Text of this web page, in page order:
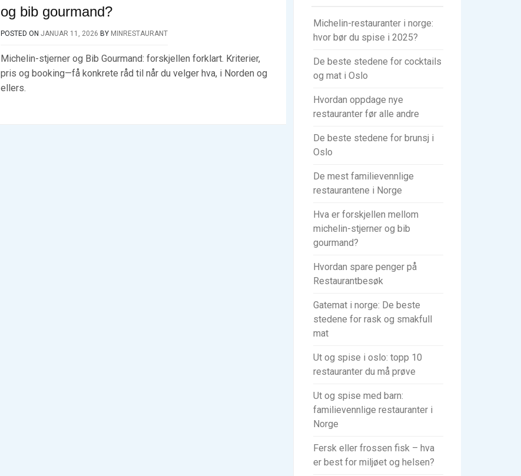
og bib gourmand?
POSTED ON JANUAR 11, 2026 BY MINRESTAURANT
Michelin-stjerner og Bib Gourmand: forskjellen forklart. Kriterier,
pris og booking—få konkrete råd til når du velger hva, i Norden og
ellers.
Michelin-restauranter i norge:
hvor bør du spise i 2025?
De beste stedene for cocktails
og mat i Oslo
Hvordan oppdage nye
restauranter før alle andre
De beste stedene for brunsj i
Oslo
De mest familievennlige
restaurantene i Norge
Hva er forskjellen mellom
michelin-stjerner og bib
gourmand?
Hvordan spare penger på
Restaurantbesøk
Gatemat i norge: De beste
stedene for rask og smakfull
mat
Ut og spise i oslo: topp 10
restauranter du må prøve
Ut og spise med barn:
familievennlige restauranter i
Norge
Fersk eller frossen fisk – hva
er best for miljøet og helsen?